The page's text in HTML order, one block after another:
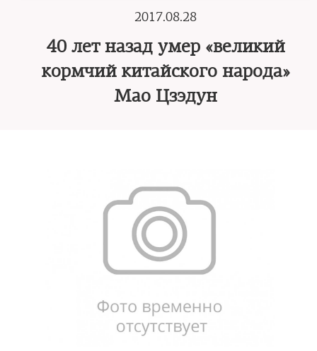
2017.08.28
40 лет назад умер «великий
кормчий китайского народа»
Мао Цзэдун